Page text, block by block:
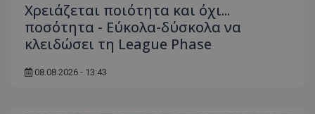
Χρειάζεται ποιότητα και όχι...
ποσότητα - Εύκολα-δύσκολα να
κλειδώσει τη League Phase
08.08.2026 - 13:43